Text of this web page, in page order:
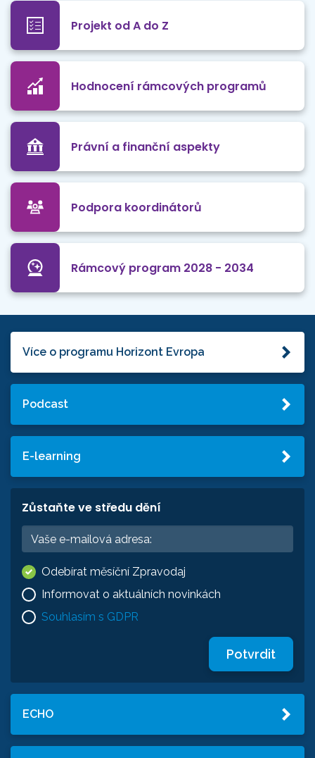
Projekt od A do Z
Hodnocení rámcových programů
Právní a finanční aspekty
Podpora koordinátorů
Rámcový program 2028 - 2034
Více o programu Horizont Evropa
Podcast
E-learning
Zůstaňte ve středu dění
Odebírat měsíční Zpravodaj
Informovat o aktuálních novinkách
Souhlasím s GDPR
Potvrdit
ECHO